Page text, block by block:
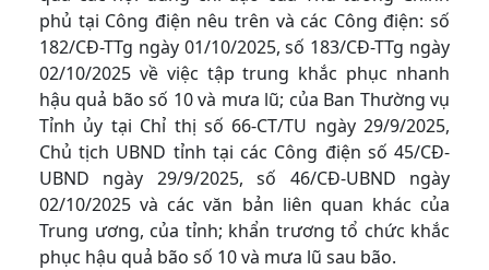
phủ tại Công điện nêu trên và các Công điện: số
182/CĐ-TTg ngày 01/10/2025, số 183/CĐ-TTg ngày
02/10/2025 về việc tập trung khắc phục nhanh
hậu quả bão số 10 và mưa lũ; của Ban Thường vụ
Tỉnh ủy tại Chỉ thị số 66-CT/TU ngày 29/9/2025,
Chủ tịch UBND tỉnh tại các Công điện số 45/CĐ-
UBND ngày 29/9/2025, số 46/CĐ-UBND ngày
02/10/2025 và các văn bản liên quan khác của
Trung ương, của tỉnh; khẩn trương tổ chức khắc
phục hậu quả bão số 10 và mưa lũ sau bão.